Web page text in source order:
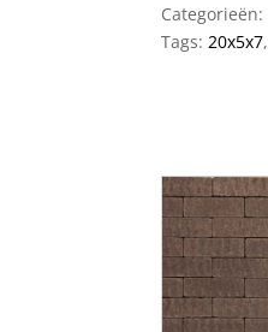
Categorieën:
Tags:20x5x7,